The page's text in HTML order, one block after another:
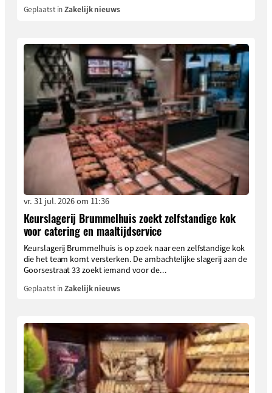
Geplaatst inZakelijk nieuws
vr. 31 jul. 2026 om 11:36
Keurslagerij Brummelhuis zoekt zelfstandige kok
voor catering en maaltijdservice
Keurslagerij Brummelhuis is op zoek naar een zelfstandige kok
die het team komt versterken. De ambachtelijke slagerij aan de
Goorsestraat 33 zoekt iemand voor de...
Geplaatst inZakelijk nieuws